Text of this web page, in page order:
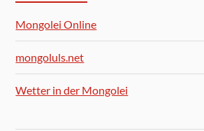
Mongolei Online
mongoluls.net
Wetter in der Mongolei